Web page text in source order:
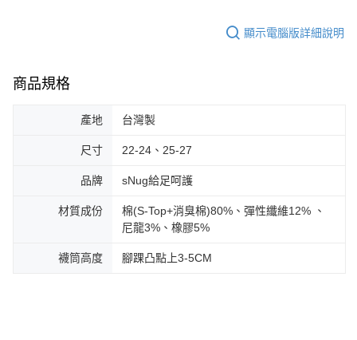
顯示電腦版詳細說明
商品規格
產地 台灣製
尺寸 22-24、25-27
品牌 sNug給足呵護
材質成份
棉(S-Top+消臭棉)80%、彈性纖維12% 、
尼龍3%、橡膠5%
襪筒高度 腳踝凸點上3-5CM